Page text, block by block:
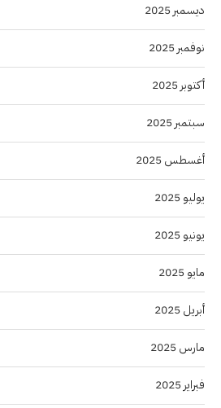
ديسمبر 2025
نوفمبر 2025
أكتوبر 2025
سبتمبر 2025
أغسطس 2025
يوليو 2025
يونيو 2025
مايو 2025
أبريل 2025
مارس 2025
فبراير 2025